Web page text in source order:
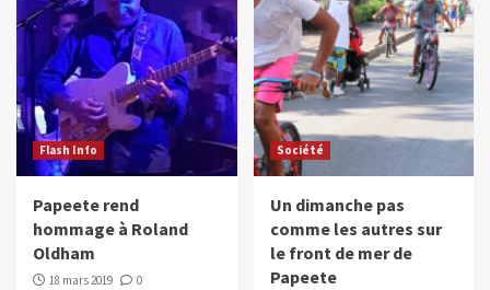
Flash Info
Papeete rend
hommage à Roland
Oldham
18 mars 2019 0
Société
Un dimanche pas
comme les autres sur
le front de mer de
Papeete